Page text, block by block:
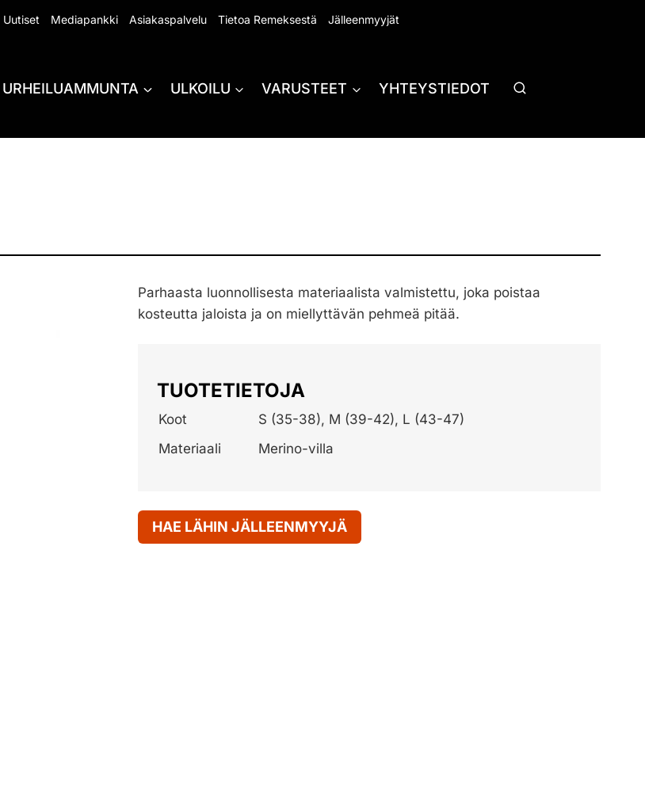
Uutiset Mediapankki Asiakaspalvelu Tietoa Remeksestä Jälleenmyyjät
URHEILUAMMUNTA ULKOILU VARUSTEET YHTEYSTIEDOT
Parhaasta luonnollisesta materiaalista valmistettu, joka poistaa
kosteutta jaloista ja on miellyttävän pehmeä pitää.
TUOTETIETOJA
Koot
S (35-38), M (39-42), L (43-47)
Materiaali
Merino-villa
HAE LÄHIN JÄLLEENMYYJÄ